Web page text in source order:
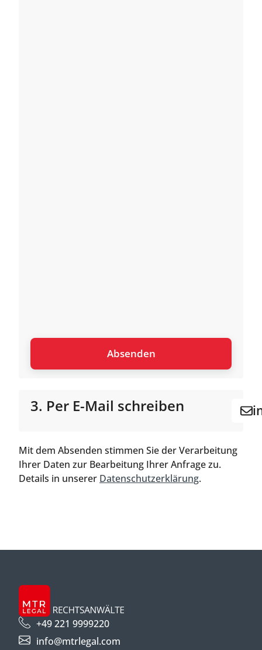
3. Per E-Mail schreiben
Mit dem Absenden stimmen Sie der Verarbeitung
Ihrer Daten zur Bearbeitung Ihrer Anfrage zu.
Details in unserer Datenschutzerklärung.
+49 221 9999220
info@mtrlegal.com